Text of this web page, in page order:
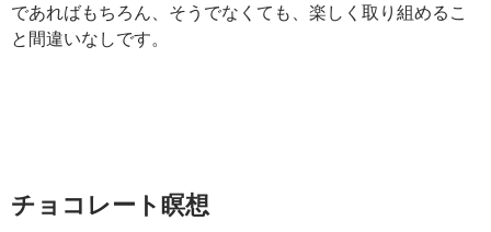
であればもちろん、そうでなくても、楽しく取り組めるこ
と間違いなしです。
チョコレート瞑想